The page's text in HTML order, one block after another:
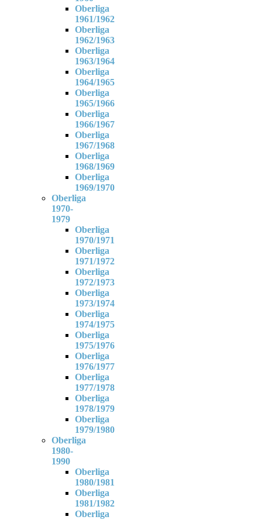
Oberliga
1961/1962
Oberliga
1962/1963
Oberliga
1963/1964
Oberliga
1964/1965
Oberliga
1965/1966
Oberliga
1966/1967
Oberliga
1967/1968
Oberliga
1968/1969
Oberliga
1969/1970
Oberliga
1970-
1979
Oberliga
1970/1971
Oberliga
1971/1972
Oberliga
1972/1973
Oberliga
1973/1974
Oberliga
1974/1975
Oberliga
1975/1976
Oberliga
1976/1977
Oberliga
1977/1978
Oberliga
1978/1979
Oberliga
1979/1980
Oberliga
1980-
1990
Oberliga
1980/1981
Oberliga
1981/1982
Oberliga